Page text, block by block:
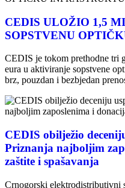
CEDIS ULOŽIO 1,5
SOPSTVENU
CEDIS je tokom prethodne tri
eura u aktiviranje sopstvene
brz, pouzdan i bezbjedan
CEDIS obilježio
Priznanja najboljim
zaštite i spašavanja
Crnogorski elektrodistributivni